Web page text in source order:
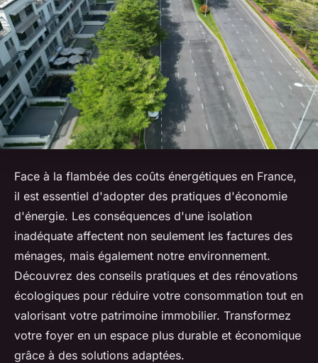
Face à la flambée des coûts énergétiques en France,
il est essentiel d'adopter des pratiques d'économie
d'énergie. Les conséquences d'une isolation
inadéquate affectent non seulement les factures des
ménages, mais également notre environnement.
Découvrez des conseils pratiques et des rénovations
écologiques pour réduire votre consommation tout en
valorisant votre patrimoine immobilier. Transformez
votre foyer en un espace plus durable et économique
grâce à des solutions adaptées.